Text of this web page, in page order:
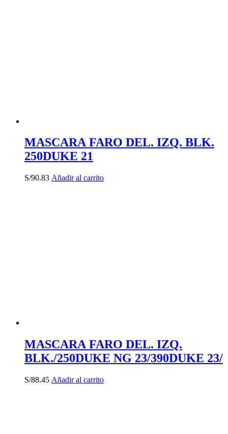
MASCARA FARO DEL. IZQ. BLK.
250DUKE 21
S/90.83 Añadir al carrito
MASCARA FARO DEL. IZQ.
BLK./250DUKE NG 23/390DUKE 23/
S/88.45 Añadir al carrito